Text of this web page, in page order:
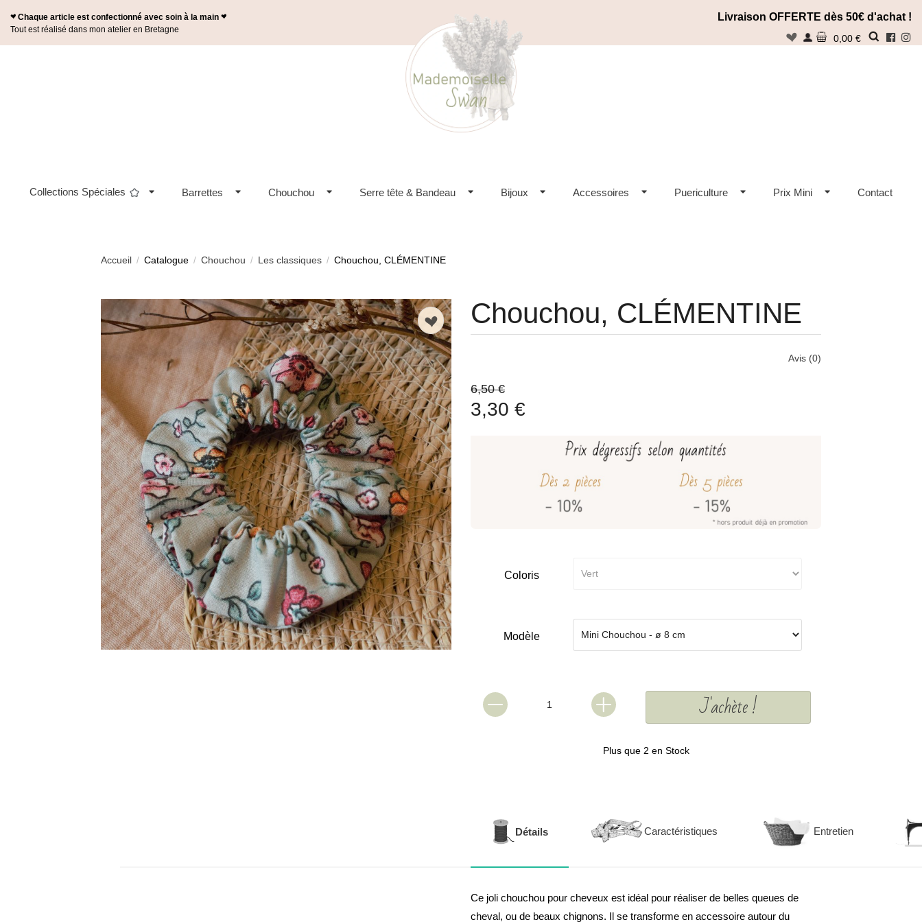
n Chaque article est confectionné avec soin à la main n Livraison OFFERTE dès 50€ d'achat !
Tout est réalisé dans mon atelier en Bretagne
n 0,00 €
Collections Spéciales Barrettes Chouchou Serre tête & Bandeau Bijoux Accessoires Puericulture Prix Mini Contact
Accueil / Catalogue / Chouchou / Les classiques / Chouchou, CLÉMENTINE
n Chouchou, CLÉMENTINE
Avis (0)
6,50 €
3,30 €
Coloris
Modèle
J'achète !
Plus que 2 en Stock
Détails Caractéristiques Entretien
Ce joli chouchou pour cheveux est idéal pour réaliser de belles queues de
cheval, ou de beaux chignons. Il se transforme en accessoire autour du